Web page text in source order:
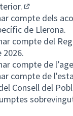
(Enllaç
compte dels
de Llerona.
compte del
compte de
compte de
Consell del